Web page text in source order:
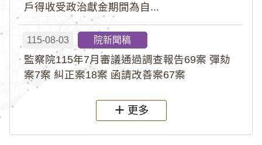
戶得收受政治獻金期間為自...
115-08-03 院新聞稿
監察院115年7月審議通過調查報告69案 彈劾
案7案 糾正案18案 函請改善案67案
更多